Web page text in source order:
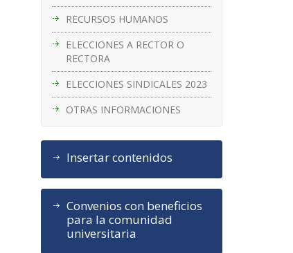
RECURSOS HUMANOS
ELECCIONES A RECTOR O
RECTORA
ELECCIONES SINDICALES 2023
OTRAS INFORMACIONES
Insertar contenidos
Convenios con beneficios
para la comunidad
universitaria